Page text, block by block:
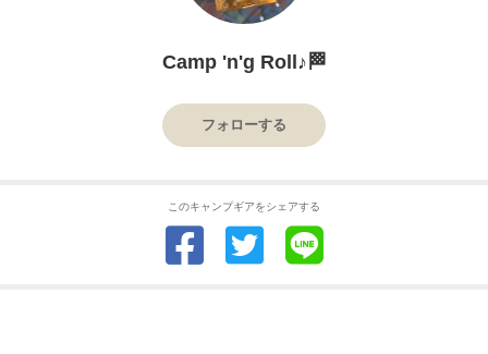
Camp 'n'g Roll♪🏁
フォローする
このキャンプギアをシェアする